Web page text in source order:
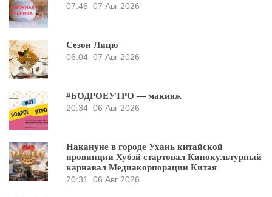
07:46 07 Авг 2026
Сезон Лицю
06:04 07 Авг 2026
#БОДРОЕУТРО — макияж
20:34 06 Авг 2026
Накануне в городе Ухань китайской
провинции Хубэй стартовал Кинокультурный
карнавал Медиакорпорации Китая
20:31
06 Авг 2026